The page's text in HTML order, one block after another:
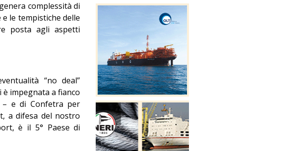
complessità di
le tempistiche delle
posta agli aspetti
“no deal”
impegnata a fianco
– e di Confetra per
a difesa del nostro
è il 5° Paese di